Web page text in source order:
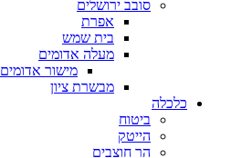
סובב ירושלים
אפרת
בית שמש
מעלה אדומים
מישור אדומים
מבשרת ציון
כלכלה
ביטוח
הייטק
הר חוצבים